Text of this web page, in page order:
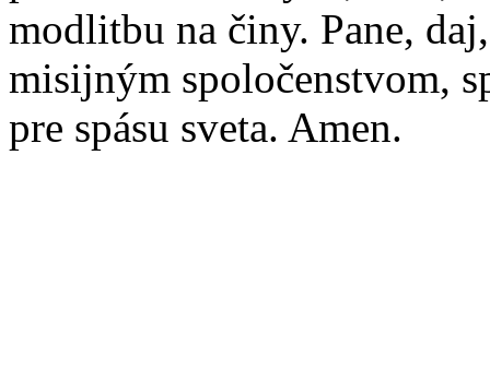
modlitbu na činy. Pane,
misijným spoločenstvom,
pre spásu sveta. Amen.